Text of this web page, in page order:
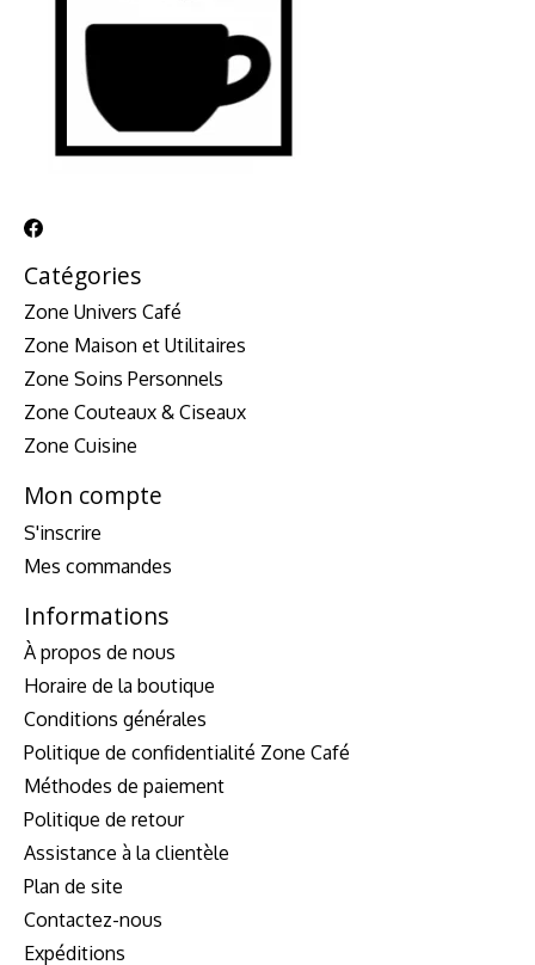
Catégories
Zone Univers Café
Zone Maison et Utilitaires
Zone Soins Personnels
Zone Couteaux & Ciseaux
Zone Cuisine
Mon compte
S'inscrire
Mes commandes
Informations
À propos de nous
Horaire de la boutique
Conditions générales
Politique de confidentialité Zone Café
Méthodes de paiement
Politique de retour
Assistance à la clientèle
Plan de site
Contactez-nous
Expéditions